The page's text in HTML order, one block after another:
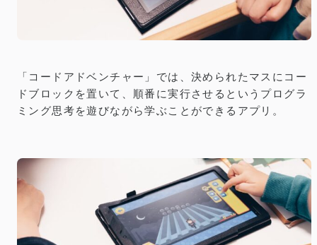
「コードアドベンチャー」では、決められたマスにコー
ドブロックを置いて、順番に実行させるというプログラ
ミング思考を遊びながら学ぶことができるアプリ。